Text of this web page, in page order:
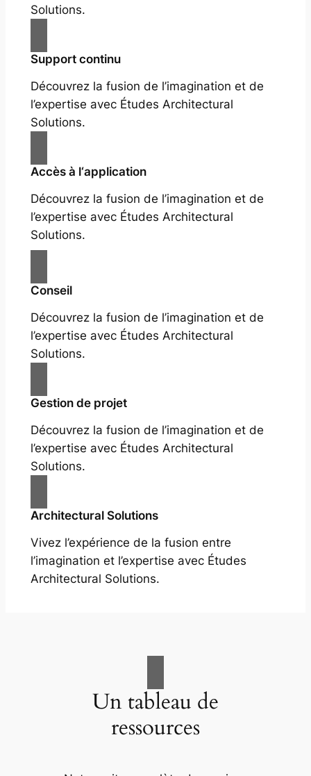
Solutions.
Support continu
Découvrez la fusion de l’imagination et de
l’expertise avec Études Architectural
Solutions.
Accès à l‘application
Découvrez la fusion de l’imagination et de
l’expertise avec Études Architectural
Solutions.
Conseil
Découvrez la fusion de l’imagination et de
l’expertise avec Études Architectural
Solutions.
Gestion de projet
Découvrez la fusion de l’imagination et de
l’expertise avec Études Architectural
Solutions.
Architectural Solutions
Vivez l’expérience de la fusion entre
l’imagination et l’expertise avec Études
Architectural Solutions.
Un tableau de
ressources